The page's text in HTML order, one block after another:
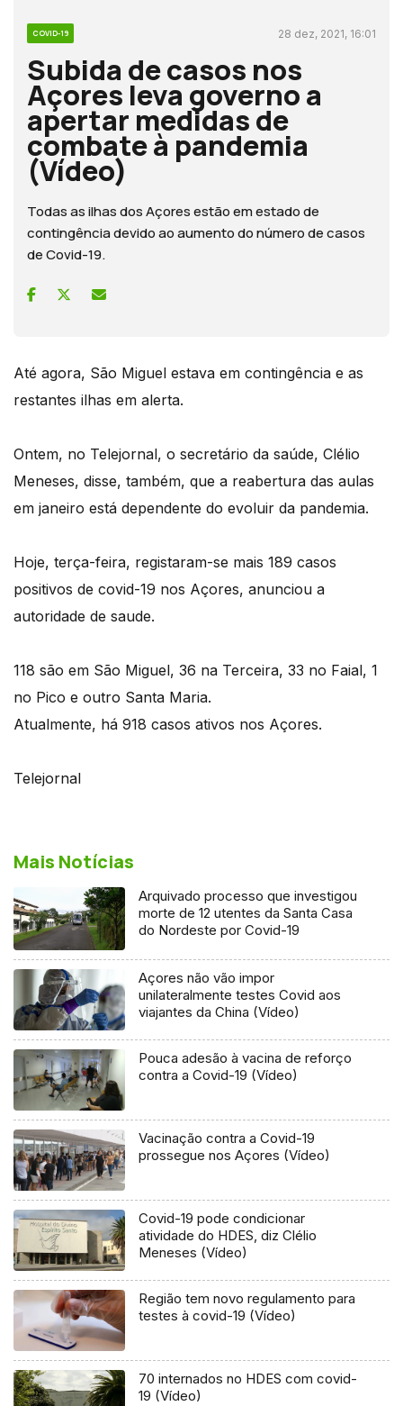
COVID-19 28 dez, 2021, 16:01
Subida de casos nos
Açores leva governo a
apertar medidas de
combate à pandemia
(Vídeo)
Todas as ilhas dos Açores estão em estado de
contingência devido ao aumento do número de casos
de Covid-19.
Até agora, São Miguel estava em contingência e as
restantes ilhas em alerta.
Ontem, no Telejornal, o secretário da saúde, Clélio
Meneses, disse, também, que a reabertura das aulas
em janeiro está dependente do evoluir da pandemia.
Hoje, terça-feira, registaram-se mais 189 casos
positivos de covid-19 nos Açores, anunciou a
autoridade de saude.
118 são em São Miguel, 36 na Terceira, 33 no Faial, 1
no Pico e outro Santa Maria.
Atualmente, há 918 casos ativos nos Açores.
Telejornal
Mais Notícias
Arquivado processo que investigou
morte de 12 utentes da Santa Casa
do Nordeste por Covid-19
Açores não vão impor
unilateralmente testes Covid aos
viajantes da China (Vídeo)
Pouca adesão à vacina de reforço
contra a Covid-19 (Vídeo)
Vacinação contra a Covid-19
prossegue nos Açores (Vídeo)
Covid-19 pode condicionar
atividade do HDES, diz Clélio
Meneses (Vídeo)
Região tem novo regulamento para
testes à covid-19 (Vídeo)
70 internados no HDES com covid-
19 (Vídeo)